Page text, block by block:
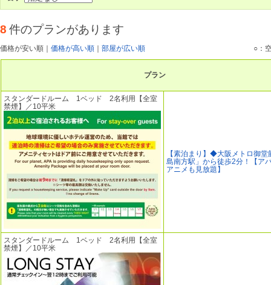
8 件のプランがあります
価格が安い順 価格が高い順 部屋が広い順 ○：
プラン
スタンダードルーム 1ベッド 2名利用【全室
禁煙】／10平米
【素泊まり】◆大阪メトロ御堂
島南方駅」から徒歩2分！【ア
アニメも見放題】
スタンダードルーム 1ベッド 2名利用【全室
禁煙】／10平米